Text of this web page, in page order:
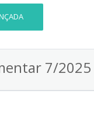
7/2025